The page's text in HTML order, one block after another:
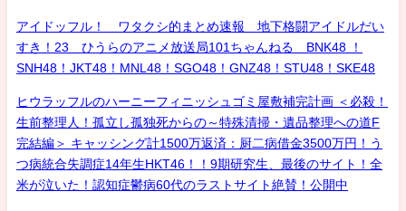
アイドッフル！ ワタクシ的まとめ速報 地下格闘アイドルだい
すき！23 ひうらのアニメ放送局101ちゃんねる BNK48 ！
SNH48！JKT48！MNL48！SGO48！GNZ48！STU48！SKE48
ヒウラッフルのハーニーフィニッシュゴミ屋敷補完計画 ＜必殺！
生前整理人！孤立し孤独死からの～特殊清掃・遺品整理への道F
完結編＞ キャッシング計1500万返済：厨二病借金3500万円！う
つ病統合失調症14年生HKT46！！9期研究生、最後のサイト！全
米が泣いた！認知症鬱病60代のラストサイト絶賛！公開中